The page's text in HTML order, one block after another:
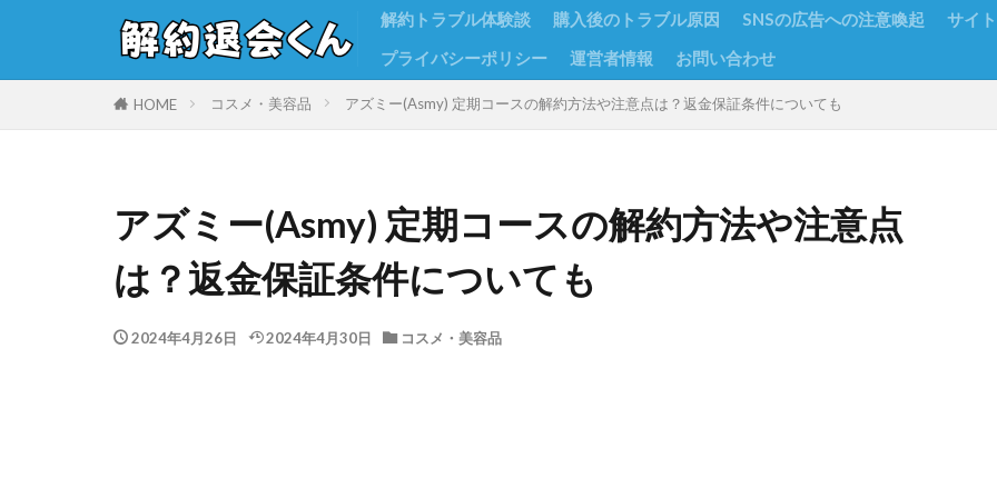
解約トラブル体験談 購入後のトラブル原因 SNSの広告への注意喚起
サイ
プライバシーポリシー
運営者情報 お問い合わせ
HOME コスメ・美容品 アズミー(Asmy) 定期コースの解約方法や注意点は？返金保証条件についても
アズミー(Asmy) 定期コースの解約方法や注意点
は？返金保証条件についても
2024年4月26日 2024年4月30日 コスメ・美容品